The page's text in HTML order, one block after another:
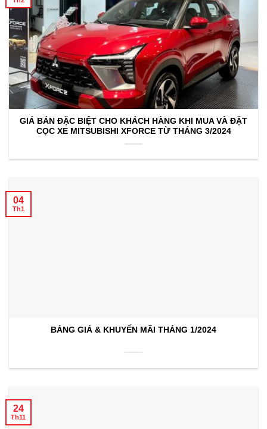
GIÁ BÁN ĐẶC BIỆT CHO KHÁCH HÀNG KHI MUA VÀ ĐẶT
CỌC XE MITSUBISHI XFORCE TỪ THÁNG 3/2024
BẢNG GIÁ & KHUYẾN MÃI THÁNG 1/2024
04
Th1
24
Th11